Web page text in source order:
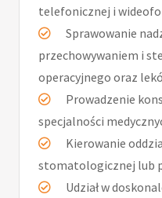
telefonicznej i
Sprawowanie
przechowywaniem i
operacyjnego oraz
Prowadzenie
specjalności
Kierowanie
stomatologicznej lub
Udział w